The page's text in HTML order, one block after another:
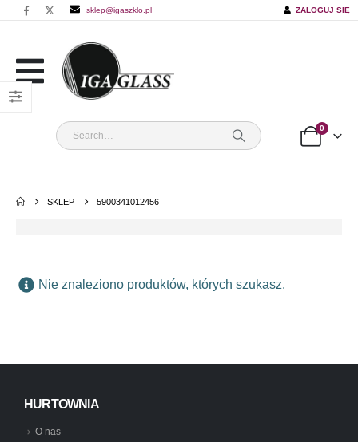
sklep@igaszklo.pl ZALOGUJ SIĘ
0
SKLEP 5900341012456
Nie znaleziono produktów, których szukasz.
HURTOWNIA
O nas